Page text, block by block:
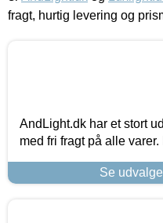
fragt, hurtig levering og
AndLight.dk har et stort
med fri fragt på alle
Se